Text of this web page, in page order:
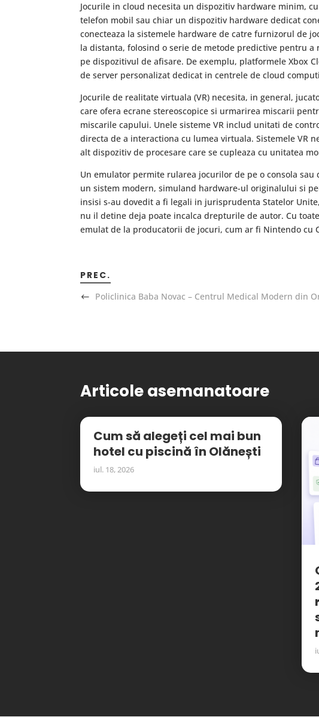
Jocurile in cloud necesita un dispozitiv hardware minim,
telefon mobil sau chiar un dispozitiv hardware dedicat
conecteaza la sistemele hardware de catre furnizorul de
la distanta, folosind o serie de metode predictive pentru
pe dispozitivul de afisare. De exemplu, platformele Xbox
de server personalizat dedicat in centrele de cloud
Jocurile de realitate virtuala (VR) necesita, in general,
care ofera ecrane stereoscopice si urmarirea miscarii
miscarile capului. Unele sisteme VR includ unitati de
directa de a interactiona cu lumea virtuala. Sistemele VR
alt dispozitiv de procesare care se cupleaza cu unitatea
Un emulator permite rularea jocurilor de pe o consola
un sistem modern, simuland hardware-ul originalului si
insisi s-au dovedit a fi legali in jurisprudenta Statelor
nu il detine deja poate incalca drepturile de autor. Cu
emulat de la producatorii de jocuri, cum ar fi Nintendo cu
PREC.
Policlinica Baba Novac – Centrul Medical Modern din
Articole asemanatoare
Cum să alegeți cel mai bun
hotel cu piscină în Olănești
iul. 18, 2026